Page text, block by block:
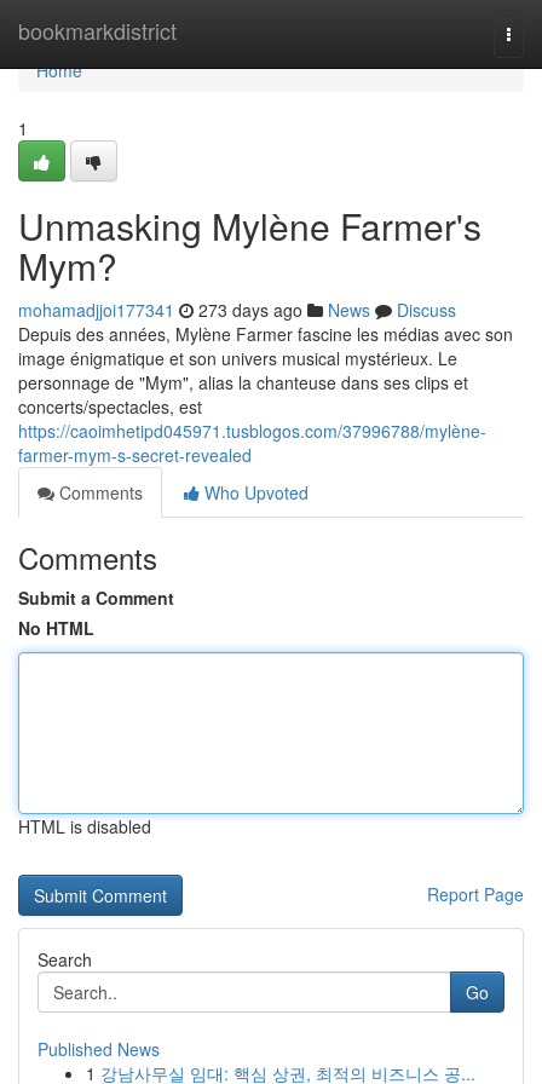
bookmarkdistrict
Home
Home
1
Unmasking Mylène Farmer's
Mym?
mohamadjjoi177341 273 days ago News
Discuss
Depuis des années, Mylène Farmer fascine les médias avec son
image énigmatique et son univers musical mystérieux. Le
personnage de "Mym", alias la chanteuse dans ses clips et
concerts/spectacles, est
https://caoimhetipd045971.tusblogos.com/37996788/mylène-
farmer-mym-s-secret-revealed
Comments
Who Upvoted
Comments
Submit a Comment
No HTML
HTML is disabled
Report Page
Search
Go
Published News
1 강남사무실 임대: 핵심 상권, 최적의 비즈니스 공...